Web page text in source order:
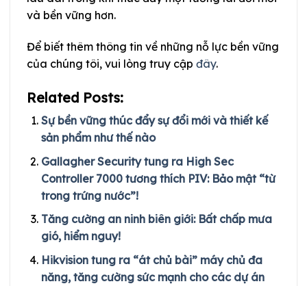
và bền vững hơn.
Để biết thêm thông tin về những nỗ lực bền vững
của chúng tôi, vui lòng truy cập đây.
Related Posts:
Sự bền vững thúc đẩy sự đổi mới và thiết kế
sản phẩm như thế nào
Gallagher Security tung ra High Sec
Controller 7000 tương thích PIV: Bảo mật “từ
trong trứng nước”!
Tăng cường an ninh biên giới: Bất chấp mưa
gió, hiểm nguy!
Hikvision tung ra “át chủ bài” máy chủ đa
năng, tăng cường sức mạnh cho các dự án